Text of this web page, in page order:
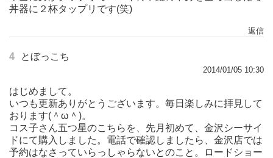
丼器に２杯タップリです(笑)
返信
4 とぼっこち
2014/01/05 10:30
はじめまして。
いつも更新ありがとうございます。毎日楽しみに拝見して
おります(＾ω＾)。
コス子さん五つ星のこちらを、先月初めて、金沢シーサイ
ドにて購入しました。電話で確認しましたら、金沢店では
予約はなさっていらっしゃらないとのこと。ロードショー